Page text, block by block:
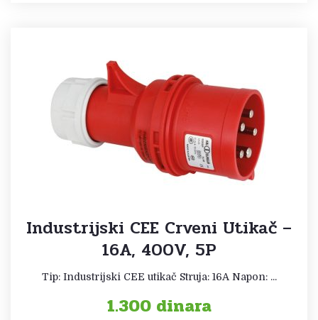
Industrijski CEE Crveni Utikač –
16A, 400V, 5P
Tip: Industrijski CEE utikač Struja: 16A Napon: ...
1.300 dinara